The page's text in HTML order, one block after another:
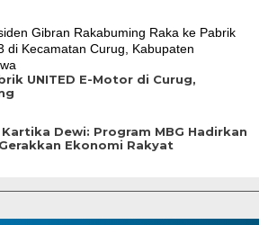
UNITED E-Motor di Curug,
Dewi: Program MBG Hadirkan
Ekonomi Rakyat
Rp200 Miliar | Program Makan Bergizi